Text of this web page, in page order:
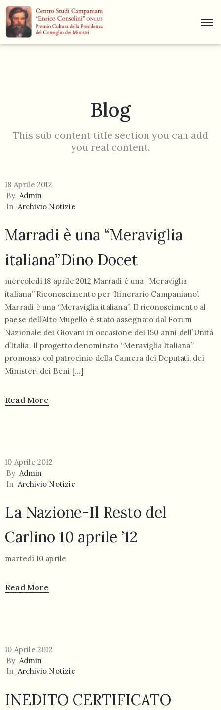
Centro
Museo
055
804
5943
centrocampana@tiscali.it
Blog
This sub content title section you can add
you real content.
18 Aprile 2012
By Admin
In Archivio Notizie
Marradi è una “Meraviglia
italiana”Dino Docet
mercoledì 18 aprile 2012 Marradi è una “Meraviglia
italiana” Riconoscimento per ‘Itinerario Campaniano’.
Marradi è una “Meraviglia italiana”. Il riconoscimento al
paese dell’Alto Mugello è stato assegnato dal Forum
Nazionale dei Giovani in occasione dei 150 anni dell’Unità
d’Italia. Il progetto denominato “Meraviglia Italiana”
promosso col patrocinio della Camera dei Deputati, dei
Ministeri dei Beni […]
Read More
10 Aprile 2012
By Admin
In Archivio Notizie
La Nazione-Il Resto del
Carlino 10 aprile ’12
martedì 10 aprile
Read More
10 Aprile 2012
By Admin
In Archivio Notizie
INEDITO CERTIFICATO